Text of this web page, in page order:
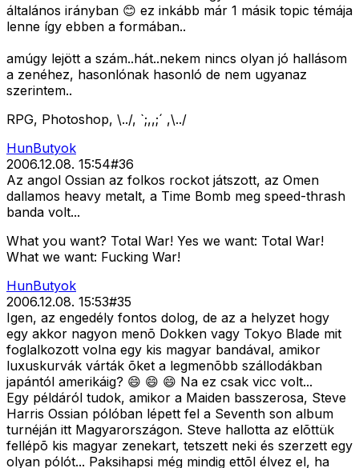
általános irányban 😊 ez inkább már 1 másik topic témája
lenne így ebben a formában..
amúgy lejött a szám..hát..nekem nincs olyan jó hallásom
a zenéhez, hasonlónak hasonló de nem ugyanaz
szerintem..
RPG, Photoshop, \../, `;,,;´ ,\../
HunButyok
2006.12.08. 15:54#36
Az angol Ossian az folkos rockot játszott, az Omen
dallamos heavy metalt, a Time Bomb meg speed-thrash
banda volt...
What you want? Total War! Yes we want: Total War!
What we want: Fucking War!
HunButyok
2006.12.08. 15:53#35
Igen, az engedély fontos dolog, de az a helyzet hogy
egy akkor nagyon menõ Dokken vagy Tokyo Blade mit
foglalkozott volna egy kis magyar bandával, amikor
luxuskurvák várták õket a legmenõbb szállodákban
japántól amerikáig? 😄 😄 😄 Na ez csak vicc volt...
Egy példáról tudok, amikor a Maiden basszerosa, Steve
Harris Ossian pólóban lépett fel a Seventh son album
turnéján itt Magyarországon. Steve hallotta az elõttük
fellépõ kis magyar zenekart, tetszett neki és szerzett egy
olyan pólót... Paksihapsi még mindig ettõl élvez el, ha